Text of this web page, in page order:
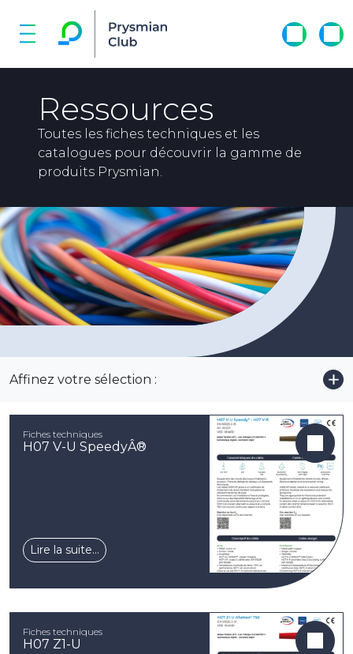
Ressources
Toutes les fiches techniques et les
catalogues pour découvrir la gamme de
produits Prysmian.
Affinez votre sélection :
Fiches techniques
H07 V-U SpeedyÂ®
Lire la suite…
Fiches techniques
H07 Z1-U